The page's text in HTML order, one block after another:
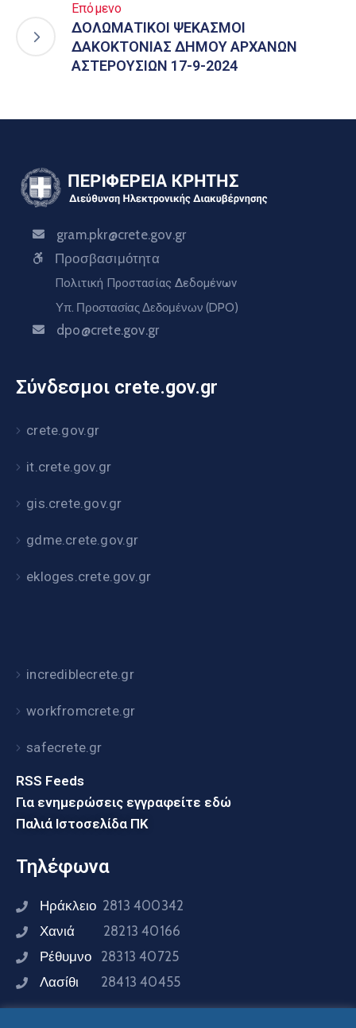
Επόμενο
ΔΟΛΩΜΑΤΙΚΟΙ ΨΕΚΑΣΜΟΙ
ΔΑΚΟΚΤΟΝΙΑΣ ΔΗΜΟΥ ΑΡΧΑΝΩΝ
ΑΣΤΕΡΟΥΣΙΩΝ 17-9-2024
gram.pkr@crete.gov.gr
Προσβασιμότητα
Πολιτική Προστασίας Δεδομένων
Υπ. Προστασίας Δεδομένων (DPO)
dpo@crete.gov.gr
Σύνδεσμοι crete.gov.gr
crete.gov.gr
it.crete.gov.gr
gis.crete.gov.gr
gdme.crete.gov.gr
ekloges.crete.gov.gr
incrediblecrete.gr
workfromcrete.gr
safecrete.gr
RSS Feeds
Για ενημερώσεις εγγραφείτε εδώ
Παλιά Ιστοσελίδα ΠΚ
Τηλέφωνα
Ηράκλειο 2813 400342
Χανιά 28213 40166
Ρέθυμνο 28313 40725
Λασίθι 28413 40455